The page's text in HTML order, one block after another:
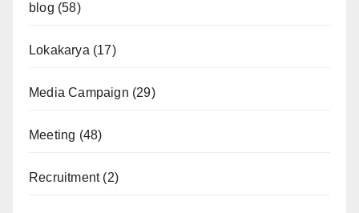
blog (58)
Lokakarya (17)
Media Campaign (29)
Meeting (48)
Recruitment(2)